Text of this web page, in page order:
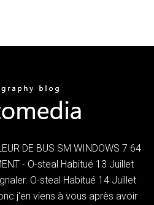
DE BUS SM WINDOWS 7 64
- O-steal Habitué 13 Juillet
O-steal Habitué 14 Juillet
j'en viens à vous après avoir